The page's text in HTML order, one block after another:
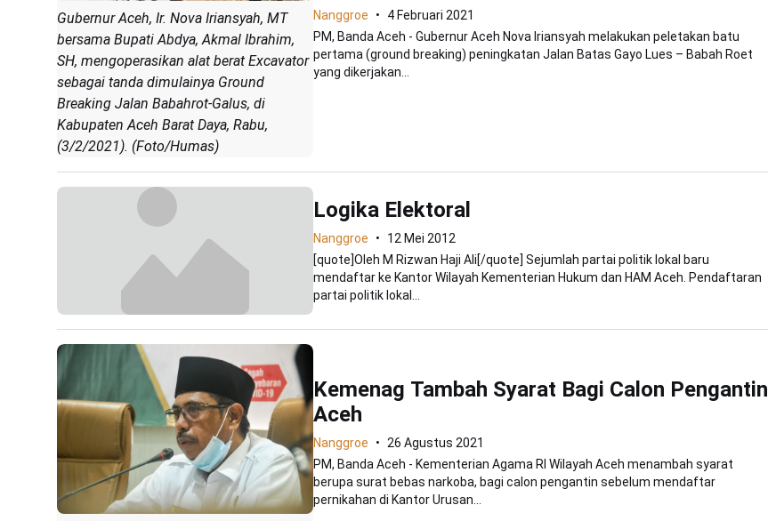
Gubernur Aceh, Ir. Nova Iriansyah, MT
bersama Bupati Abdya, Akmal Ibrahim,
SH, mengoperasikan alat berat Excavator
sebagai tanda dimulainya Ground
Breaking Jalan Babahrot-Galus, di
Kabupaten Aceh Barat Daya, Rabu,
(3/2/2021). (Foto/Humas)
Nanggroe
4 Februari 2021
PM, Banda Aceh - Gubernur Aceh Nova Iriansyah melakukan peletakan batu
pertama (ground breaking) peningkatan Jalan Batas Gayo Lues – Babah Roet
yang dikerjakan...
Logika Elektoral
Nanggroe
12 Mei 2012
[quote]Oleh M Rizwan Haji Ali[/quote] Sejumlah partai politik lokal baru
mendaftar ke Kantor Wilayah Kementerian Hukum dan HAM Aceh. Pendaftaran
partai politik lokal...
Kemenag Tambah Syarat Bagi Calon Pengantin
Aceh
Nanggroe
26 Agustus 2021
PM, Banda Aceh - Kementerian Agama RI Wilayah Aceh menambah syarat
berupa surat bebas narkoba, bagi calon pengantin sebelum mendaftar
pernikahan di Kantor Urusan...